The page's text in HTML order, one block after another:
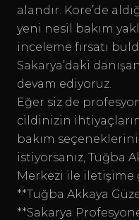
alandır. Kore’de
yeni nesil bakım
inceleme fırsatı
Sakarya’daki
devam ediyoruz.
Eğer siz de
cildinizin
bakım
istiyorsanız, Tuğba
Merkezi ile iletişime
**Tuğba Akkaya
**Sakarya